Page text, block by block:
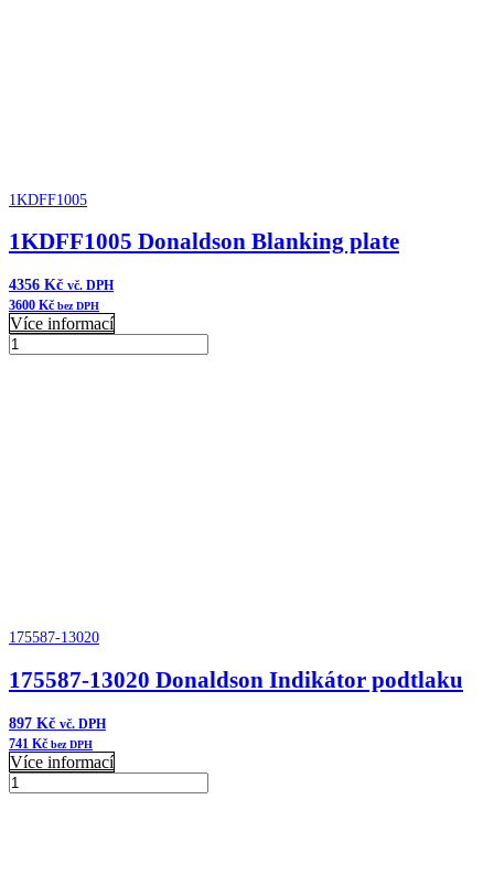
1KDFF1005
1KDFF1005 Donaldson Blanking plate
4356 Kč vč. DPH
3600 Kč bez DPH
Více informací
1KDFF1005
175587-13020
175587-13020 Donaldson Indikátor podtlaku
897 Kč vč. DPH
741 Kč bez DPH
Více informací
175587-